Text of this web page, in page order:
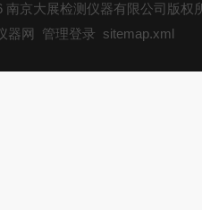
南京大展检测仪器有限公司版权
器网
管理登录 sitemap.xml